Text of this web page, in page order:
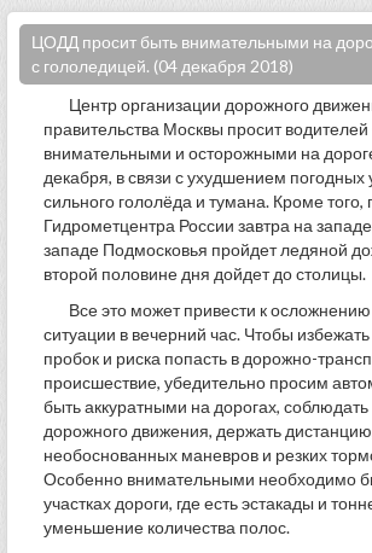
ЦОДД просит быть внимательными на
с гололедицей. (04 декабря 2018)
Центр организации дорожного
правительства Москвы просит
внимательными и осторожными на
декабря, в связи с ухудшением погодных
сильного гололёда и тумана. Кроме того,
Гидрометцентра России завтра на
западе Подмосковья пройдет ледяной
второй половине дня дойдет до столицы.
Все это может привести к
ситуации в вечерний час. Чтобы
пробок и риска попасть в дорожно-
происшествие, убедительно просим
быть аккуратными на дорогах,
дорожного движения, держать
необоснованных маневров и резких
Особенно внимательными необходимо
участках дороги, где есть эстакады и
уменьшение количества полос.